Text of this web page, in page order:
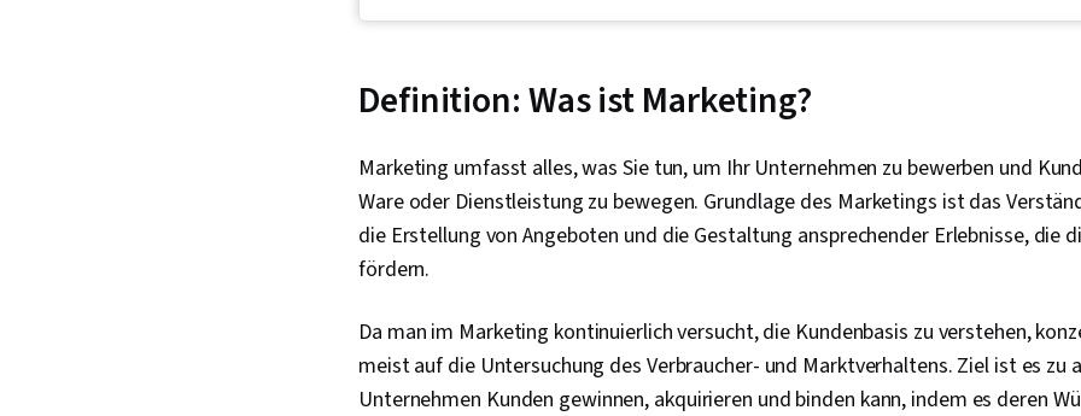
Digitale
Markttrend,
Allgemeine
Definition: Was ist Marketing?
Marketing umfasst alles, was Sie tun, um Ihr Unternehmen zu bewerben und
Ware oder Dienstleistung zu bewegen. Grundlage des Marketings ist das
die Erstellung von Angeboten und die Gestaltung ansprechender Erlebnisse, die
fördern.
Da man im Marketing kontinuierlich versucht, die Kundenbasis zu verstehen,
meist auf die Untersuchung des Verbraucher- und Marktverhaltens. Ziel ist es zu
Unternehmen Kunden gewinnen, akquirieren und binden kann, indem es deren